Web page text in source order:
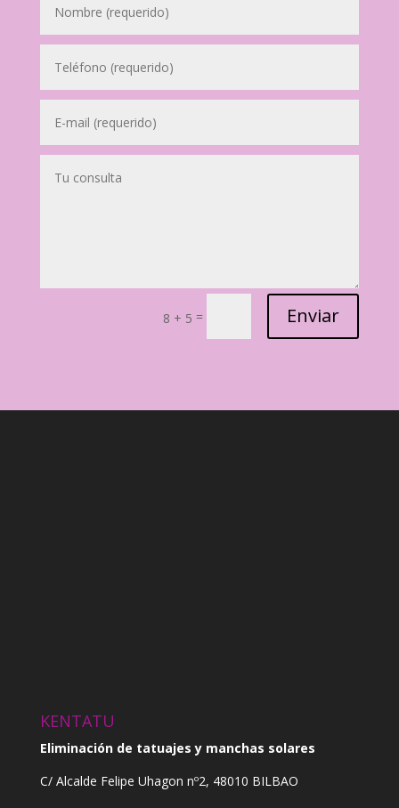
8 + 5 = Enviar
KENTATU
Eliminación de tatuajes y manchas solares
C/ Alcalde Felipe Uhagon nº2, 48010 BILBAO